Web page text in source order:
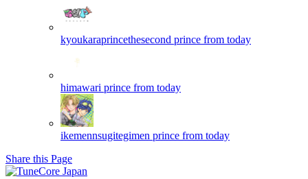
kyoukaraprincethesecond prince from today
himawari prince from today
ikemennsugitegimen prince from today
Share this Page